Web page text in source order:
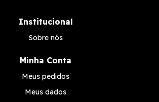
Institucional
Sobre nós
Minha Conta
Meus pedidos
Meus dados